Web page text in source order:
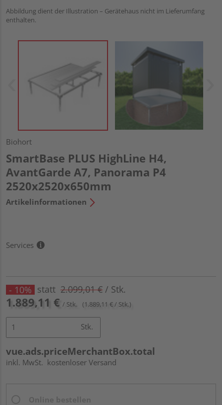
Abbildung dient der Illustration – Gerätehaus nicht im Lieferumfang
enthalten.
Biohort
SmartBase PLUS HighLine H4,
AvantGarde A7, Panorama P4
2520x2520x650mm
Artikelinformationen
Services
- 10% statt 2.099,01 € / Stk.
1.889,11 € / Stk. (1.889,11 € / Stk.)
Stk.
vue.ads.priceMerchantBox.total
inkl. MwSt. kostenloser Versand